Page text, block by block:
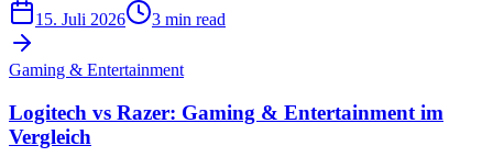
15. Juli 2026 3 min read
Gaming & Entertainment
Logitech vs Razer: Gaming & Entertainment im
Vergleich